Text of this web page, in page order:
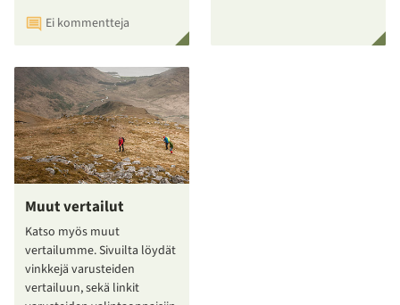
Ei kommentteja
Muut vertailut
Katso myös muut
vertailumme. Sivuilta löydät
vinkkejä varusteiden
vertailuun, sekä linkit